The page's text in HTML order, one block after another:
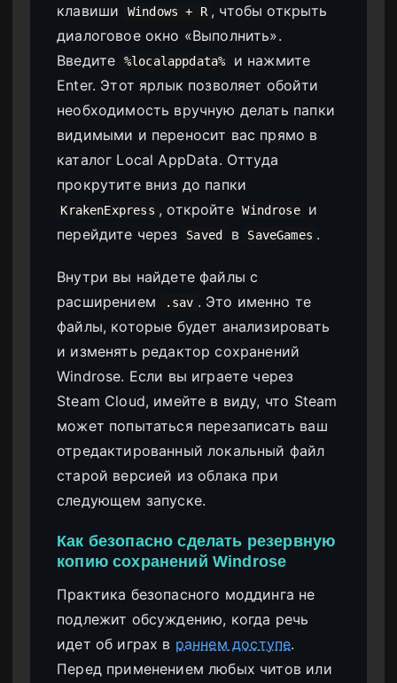
клавиши
Windows + R , чтобы открыть
диалоговое окно «Выполнить».
Введите
%localappdata%
и нажмите
Enter. Этот ярлык позволяет обойти
необходимость вручную делать папки
видимыми и переносит вас прямо в
каталог Local AppData. Оттуда
прокрутите вниз до папки
KrakenExpress , откройте Windrose
и
перейдите через
Saved в SaveGames .
Внутри вы найдете файлы с
расширением
.sav . Это именно те
файлы, которые будет анализировать
и изменять редактор сохранений
Windrose. Если вы играете через
Steam Cloud, имейте в виду, что Steam
может попытаться перезаписать ваш
отредактированный локальный файл
старой версией из облака при
следующем запуске.
Как безопасно сделать резервную
копию сохранений Windrose
Практика безопасного моддинга не
подлежит обсуждению, когда речь
идет об играх в раннем доступе.
Перед применением любых читов или